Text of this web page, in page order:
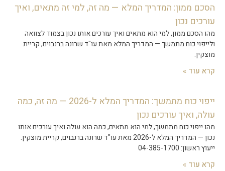
הסכם ממון: המדריך המלא — מה זה, למי זה מתאים, ואיך
עורכים נכון
מהו הסכם ממון, למי הוא מתאים ואיך עורכים אותו נכון בצמוד לצוואה
ולייפוי כוח מתמשך — המדריך המלא מאת עו"ד שרונה ברנבוים, קריית
מוצקין.
קרא עוד »
ייפוי כוח מתמשך: המדריך המלא ל-2026 — מה זה, כמה
עולה, ואיך עורכים נכון
מהו ייפוי כוח מתמשך, למי הוא מתאים, כמה הוא עולה ואיך עורכים אותו
נכון — המדריך המלא ל-2026 מאת עו"ד שרונה ברנבוים, קריית מוצקין.
ייעוץ ראשון: 04-385-1700
קרא עוד »